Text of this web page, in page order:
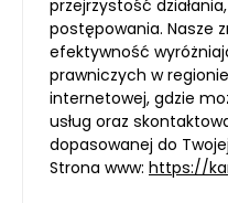
przejrzystość
postępowania. Nasze
efektywność
prawniczych w
internetowej, gdzie
usług oraz
dopasowanej do
Strona www: https://